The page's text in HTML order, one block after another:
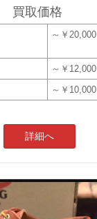
買取価格
～￥20,000
～￥12,000
～￥10,000
詳細へ